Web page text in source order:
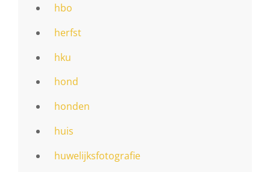
hbo
herfst
hku
hond
honden
huis
huwelijksfotografie